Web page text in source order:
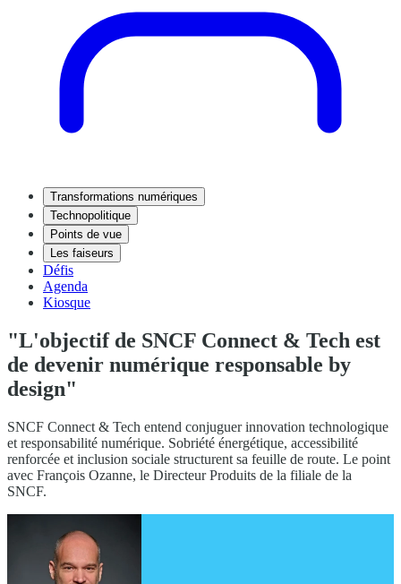
Transformations numériques
Technopolitique
Points de vue
Les faiseurs
Défis
Agenda
Kiosque
"L'objectif de SNCF Connect & Tech est
de devenir numérique responsable by
design"
SNCF Connect & Tech entend conjuguer innovation technologique
et responsabilité numérique. Sobriété énergétique, accessibilité
renforcée et inclusion sociale structurent sa feuille de route. Le point
avec François Ozanne, le Directeur Produits de la filiale de la
SNCF.